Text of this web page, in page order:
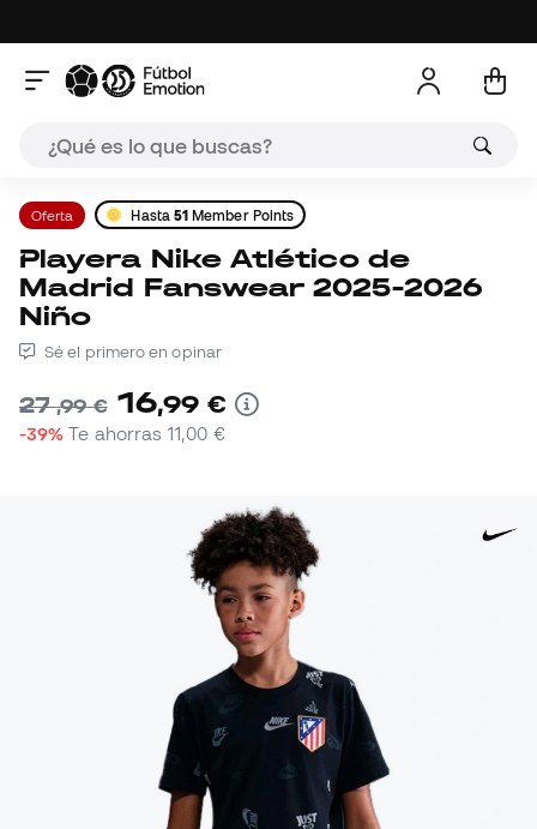
Oferta Hasta 51 Member Points
Playera Nike Atlético de
Madrid Fanswear 2025-2026
Niño
Sé el primero en opinar
27,99 € 16,99 €
-39% Te ahorras11,00 €